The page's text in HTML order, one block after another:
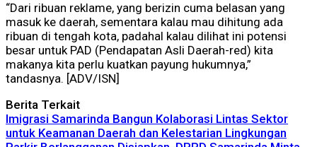
“Dari ribuan reklame, yang berizin cuma belasan yang
masuk ke daerah, sementara kalau mau dihitung ada
ribuan di tengah kota, padahal kalau dilihat ini potensi
besar untuk PAD (Pendapatan Asli Daerah-red) kita
makanya kita perlu kuatkan payung hukumnya,”
tandasnya. [ADV/ISN]
Berita Terkait
Imigrasi Samarinda Bangun Kolaborasi Lintas Sektor
untuk Keamanan Daerah dan Kelestarian Lingkungan